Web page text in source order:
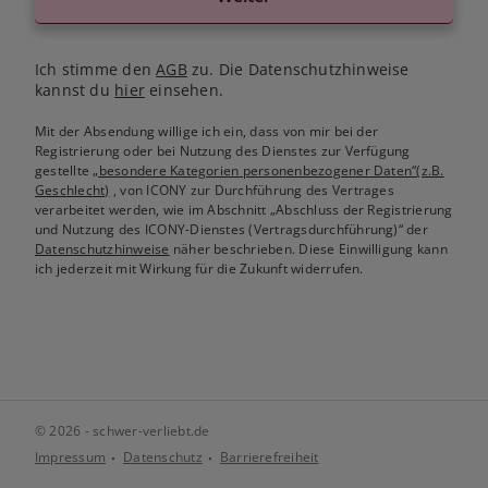
Ich stimme denAGB zu. Die Datenschutzhinweise
kannst du hiereinsehen.
Mit der Absendung willige ich ein, dass von mir bei der
Registrierung oder bei Nutzung des Dienstes zur Verfügung
gestellte„besondere Kategorien personenbezogener Daten“(z.B.
Geschlecht) , von ICONY zur Durchführung des Vertrages
verarbeitet werden, wie im Abschnitt „Abschluss der Registrierung
und Nutzung des ICONY-Dienstes (Vertragsdurchführung)“ der
Datenschutzhinweise näher beschrieben. Diese Einwilligung kann
ich jederzeit mit Wirkung für die Zukunft widerrufen.
© 2026 - schwer-verliebt.de
Impressum
Datenschutz Barrierefreiheit